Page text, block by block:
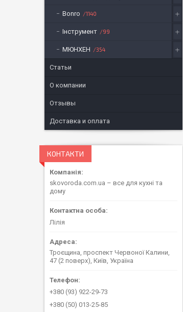
Bonro 1140
Інструмент 99
МЮНХЕН 354
Статьи
О компании
Отзывы
Доставка и оплата
КОНТАКТИ
skovoroda.com.ua – все для кухні та
дому
Лілія
Троєщина, проспект Червоної Калини,
47 (2 поверх), Київ, Україна
+380 (93) 922-29-73
+380 (50) 013-25-85